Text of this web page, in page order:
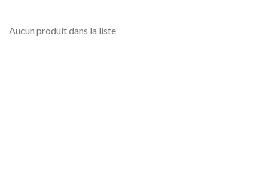
Aucun produit dans la liste